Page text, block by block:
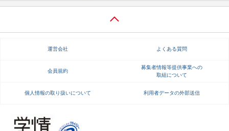
運営会社 よくある質問
会員規約
募集者情報等提供事業への
取組について
個人情報の取り扱いについて 利用者データの外部送信